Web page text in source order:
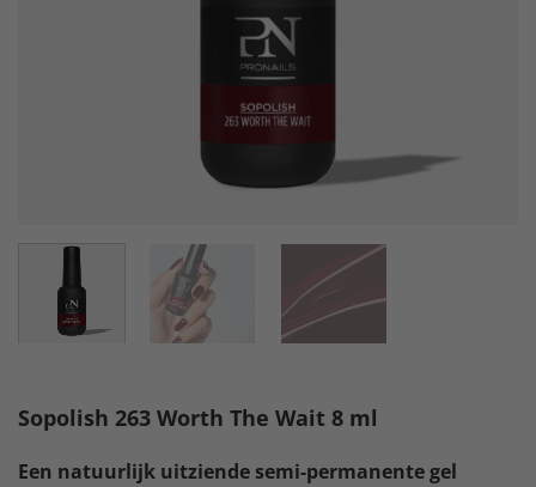
Sopolish 263 Worth The Wait 8 ml
Een natuurlijk uitziende semi-permanente gel